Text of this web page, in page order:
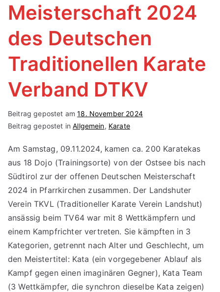
Meisterschaft 2024
des Deutschen
Traditionellen Karate
Verband DTKV
Beitrag gepostet am18. November 2024
Beitrag gepostet inAllgemein, Karate
Am Samstag, 09.11.2024, kamen ca. 200 Karatekas
aus 18 Dojo (Trainingsorte) von der Ostsee bis nach
Südtirol zur der offenen Deutschen Meisterschaft
2024 in Pfarrkirchen zusammen. Der Landshuter
Verein TKVL (Traditioneller Karate Verein Landshut)
ansässig beim TV64 war mit 8 Wettkämpfern und
einem Kampfrichter vertreten. Sie kämpften in 3
Kategorien, getrennt nach Alter und Geschlecht, um
den Meistertitel: Kata (ein vorgegebener Ablauf als
Kampf gegen einen imaginären Gegner), Kata Team
(3 Wettkämpfer, die synchron dieselbe Kata zeigen)